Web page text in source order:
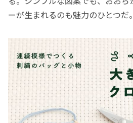
ーが生まれるのも魅力のひとつだ。